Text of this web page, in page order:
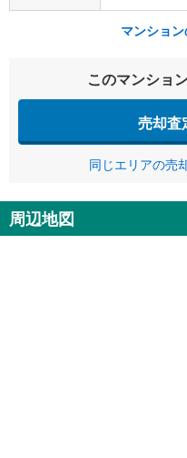
マンショ
このマンショ
売却査
同じエリアの売
周辺地図